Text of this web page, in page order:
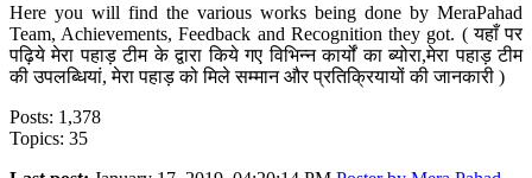
Here you will find the various works being done by MeraPahad
Team, Achievements, Feedback and Recognition they got. ( यहाँ पर
पढ़िये मेरा पहाड़ टीम के द्वारा किये गए विभिन्न कार्यों का ब्योरा,मेरा पहाड़ टीम
की उपलब्धियां, मेरा पहाड़ को मिले सम्मान और प्रतिक्रियायों की जानकारी )
Posts: 1,378
Topics: 35